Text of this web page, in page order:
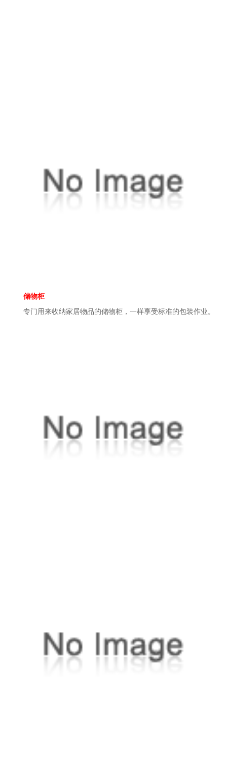
储物柜
专门用来收纳家居物品的储物柜，一样享受标准的包装作业。